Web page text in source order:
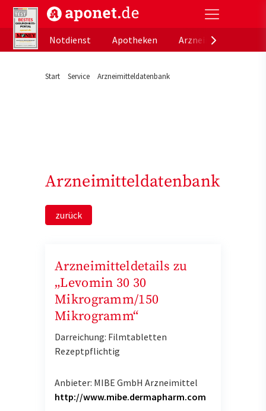
aponet.de - Das offizielle Gesundheitsportal der
Notdienst
Apotheken
Start Service Arzneimitteldatenbank
Arzneimitteldatenbank
zurück
Arzneimitteldetails zu
„Levomin 30 30
Mikrogramm/150
Mikrogramm“
Darreichung: Filmtabletten
Rezeptpflichtig
Anbieter: MIBE GmbH Arzneimittel
http://www.mibe.dermapharm.com